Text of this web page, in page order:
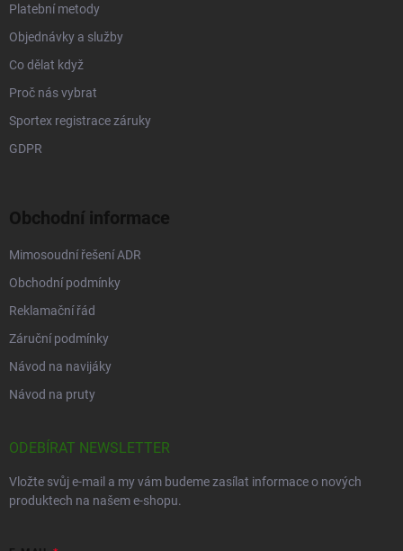
Platební metody
Objednávky a služby
Co dělat když
Proč nás vybrat
Sportex registrace záruky
GDPR
Obchodní informace
Mimosoudní řešení ADR
Obchodní podmínky
Reklamační řád
Záruční podmínky
Návod na navijáky
Návod na pruty
ODEBÍRAT NEWSLETTER
Vložte svůj e-mail a my vám budeme zasílat informace o nových
produktech na našem e-shopu.